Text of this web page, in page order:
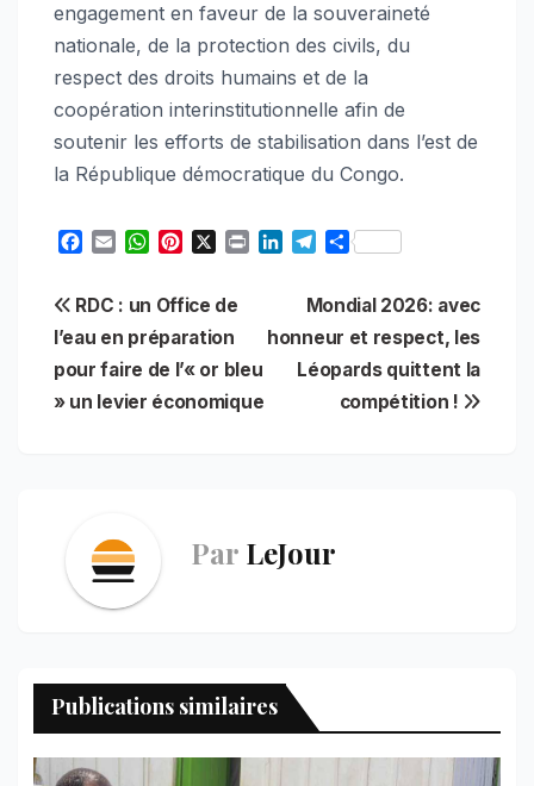
engagement en faveur de la souveraineté
nationale, de la protection des civils, du
respect des droits humains et de la
coopération interinstitutionnelle afin de
soutenir les efforts de stabilisation dans l’est de
la République démocratique du Congo.
e
b
o
o
k
l
W
t
s
A
p
p
t
e
r
s
e
e
g
r
a
S
r
e
Navigation
de
l’article
Mondial 2026: avec
honneur et respect, les
Léopards quittent la
compétition !
RDC : un Office de
l’eau en préparation
pour faire de l’« or bleu
» un levier économique
Par LeJour
Publications similaires